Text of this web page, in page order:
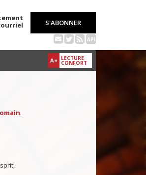
S'ABONNER
API
A+ LECTURE
CONFORT
.